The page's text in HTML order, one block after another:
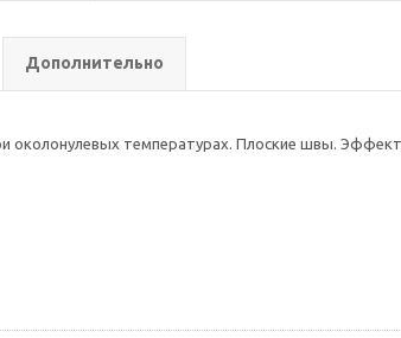
Дополнительно
околонулевых температурах. Плоские швы.